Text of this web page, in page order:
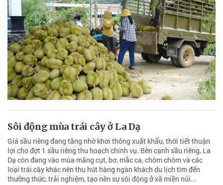
Sôi động mùa trái cây ở La Dạ
Giá sầu riêng đang tăng nhờ khơi thông xuất khẩu, thời tiết thuận
lợi cho đợt 1 sầu riêng thu hoạch chính vụ. Bên cạnh sầu riêng, La
Dạ còn đang vào mùa măng cụt, bơ, mắc ca, chôm chôm và các
loại trái cây khác nên thu hút hàng ngàn khách du lịch tìm đến
thưởng thức, trải nghiệm, tạo nên sự sôi động ở xã miền núi...